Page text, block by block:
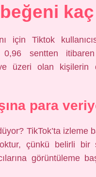
için Tiktok
0,96 sentten
üzeri olan kişilerin
para
TikTok’ta izleme
çünkü belirli bir
görüntüleme